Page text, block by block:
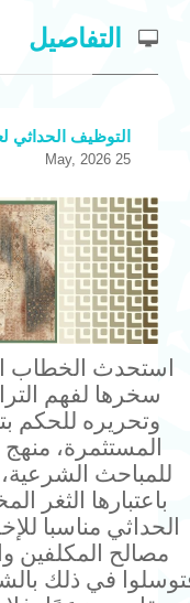
التفاصيل
التوظيف الحداثي
25 May, 2026
استحدث الخطاب
سخرها لفهم
وتحريره للحكم
المستثمرة،
للمباحث
باعتبارها الثغر
الحداثي مناسبا
مصالح المكلفين
في ذلك